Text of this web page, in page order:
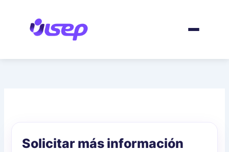
contenido
Solicitar más información